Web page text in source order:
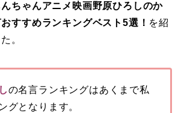
ちゃんアニメ映画野原ひろしのか
すすめランキングベスト5選！ を紹
。
の名言ランキングはあくまで私
グとなります。